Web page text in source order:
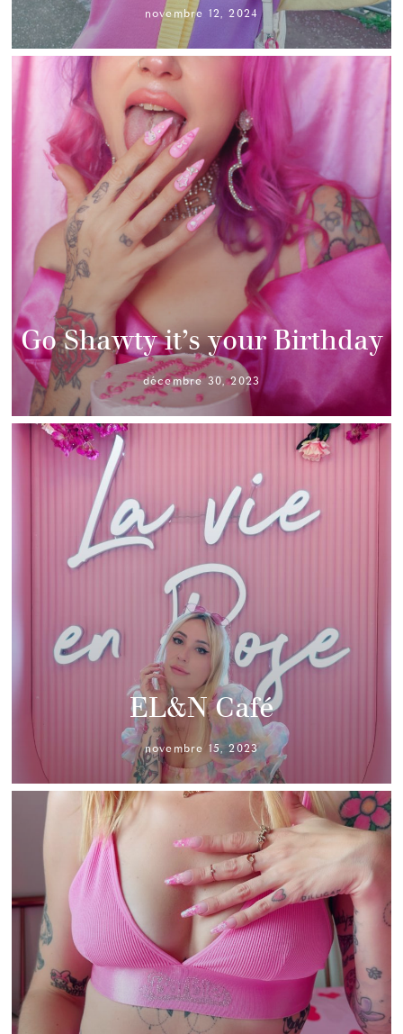
novembre 12, 2024
Go Shawty it’s your Birthday
décembre 30, 2023
EL&N Café
novembre 15, 2023